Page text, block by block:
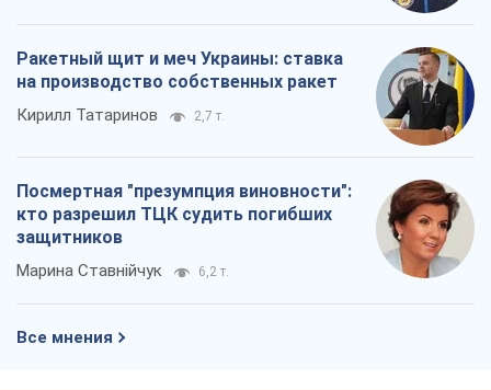
Ракетный щит и меч Украины: ставка
на производство собственных ракет
Кирилл Татаринов 2,7 т.
Посмертная "презумпция виновности":
кто разрешил ТЦК судить погибших
защитников
Марина Ставнійчук 6,2 т.
Все мнения